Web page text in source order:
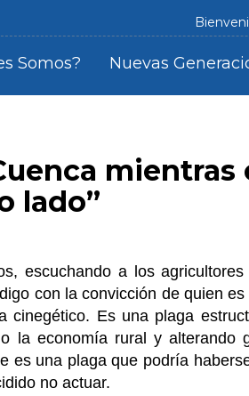
Somos? Nuevas
mientras
lado”
escuchando a los
con la convicción de quien
cinegético. Es una plaga
la economía rural y alterando
es una plaga que podría
no actuar.